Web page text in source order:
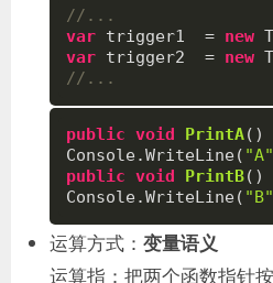
//...
var trigger1  = new
var trigger2  = new
//...
public void PrintA( )
Console.WriteLine( "A"
public void PrintB( )
Console.WriteLine( "B"
运算方式： 变量语义
运算指：把两个函数指针